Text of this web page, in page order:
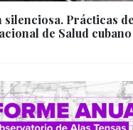
silenciosa. Prácticas
de Salud cubano